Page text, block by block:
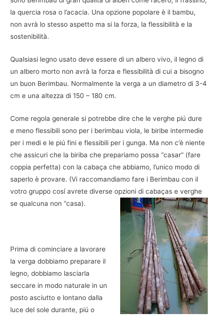
la quercia rosa o l’acacia. Una opzione popolare è il bambu,
non avrà lo stesso aspetto ma si la forza, la flessibilità e la
sostenibilità.
Qualsiasi legno usato deve essere di un albero vivo, il legno di
un albero morto non avrà la forza e flessibilità di cui a bisogno
un buon Berimbau. Normalmente la verga a un diametro di 3-4
cm e una altezza di 150 – 180 cm.
Come regola generale si potrebbe dire che le verghe piú dure
e meno flessibili sono per i berimbau viola, le biribe intermedie
per i medi e le piú fini e flessibili per i gunga. Ma non c’è niente
che assicuri che la biriba che prepariamo possa “casar” (fare
coppia perfetta) con la cabaça che abbiamo, l’unico modo di
saperlo è provare. (Vi raccomandiamo fare i Berimbau con il
votro gruppo cosí avrete diverse opzioni di cabaças e verghe
se qualcuna non “casa).
Prima di cominciare a lavorare
la verga dobbiamo preparare il
legno, dobbiamo lasciarla
seccare in modo naturale in un
posto asciutto e lontano dalla
luce del sole durante, piú o